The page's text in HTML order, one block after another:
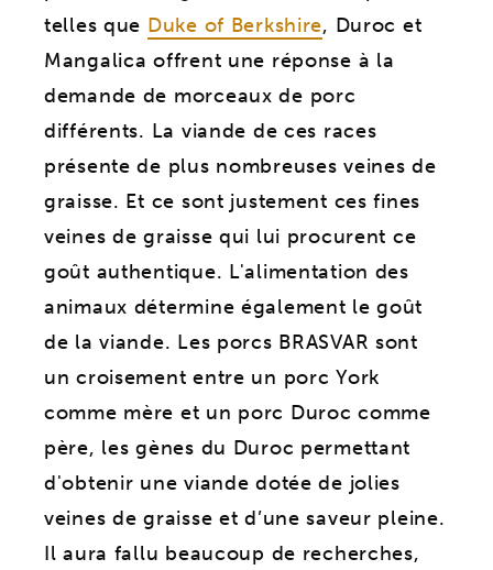
telles que Duke of Berkshire, Duroc et
Mangalica offrent une réponse à la
demande de morceaux de porc
différents. La viande de ces races
présente de plus nombreuses veines de
graisse. Et ce sont justement ces fines
veines de graisse qui lui procurent ce
goût authentique. L'alimentation des
animaux détermine également le goût
de la viande. Les porcs BRASVAR sont
un croisement entre un porc York
comme mère et un porc Duroc comme
père, les gènes du Duroc permettant
d'obtenir une viande dotée de jolies
veines de graisse et d’une saveur pleine.
Il aura fallu beaucoup de recherches,